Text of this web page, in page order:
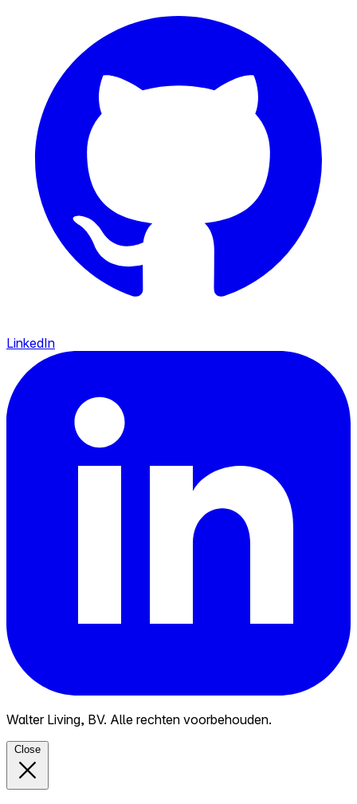
LinkedIn
Walter Living, BV. Alle rechten voorbehouden.
Close